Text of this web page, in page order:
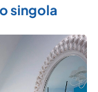
singola